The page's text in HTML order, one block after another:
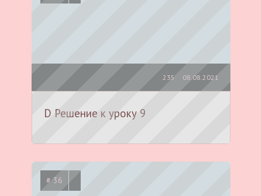
08.08.2021
235
D Решение к уроку 9
# 36